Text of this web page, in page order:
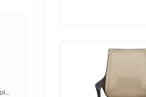
Genç Odası Gardıropları